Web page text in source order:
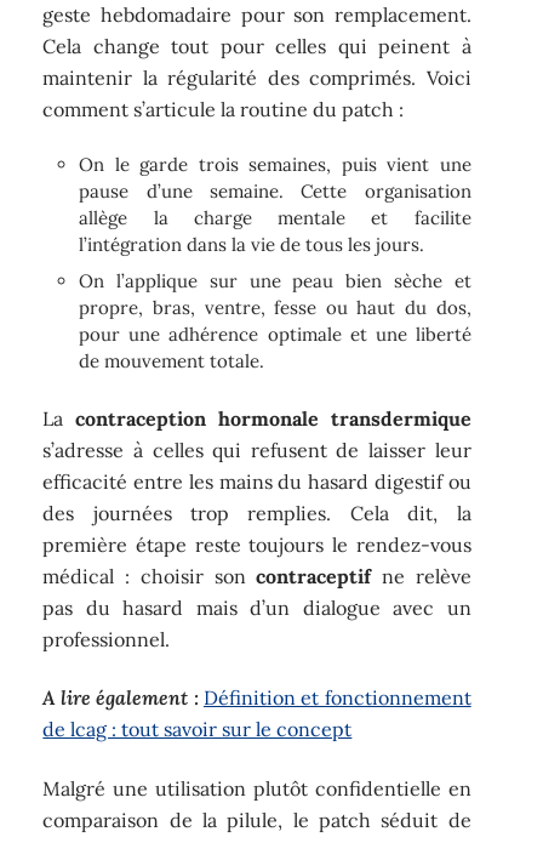
geste hebdomadaire pour son remplacement.
Cela change tout pour celles qui peinent à
maintenir la régularité des comprimés. Voici
comment s’articule la routine du patch :
On le garde trois semaines, puis vient une
pause d’une semaine. Cette organisation
allège la charge mentale et facilite
l’intégration dans la vie de tous les jours.
On l’applique sur une peau bien sèche et
propre, bras, ventre, fesse ou haut du dos,
pour une adhérence optimale et une liberté
de mouvement totale.
Lacontraception hormonale transdermique
s’adresse à celles qui refusent de laisser leur
efficacité entre les mains du hasard digestif ou
des journées trop remplies. Cela dit, la
première étape reste toujours le rendez-vous
médical : choisir soncontraceptifne relève
pas du hasard mais d’un dialogue avec un
professionnel.
A lire également : Définition et fonctionnement
de lcag : tout savoir sur le concept
Malgré une utilisation plutôt confidentielle en
comparaison de la pilule, le patch séduit de